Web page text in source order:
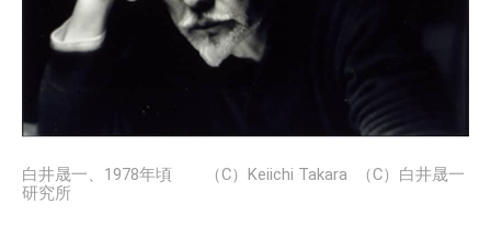
白井晟一、1978年頃 （C）Keiichi Takara （C）白井晟一
研究所